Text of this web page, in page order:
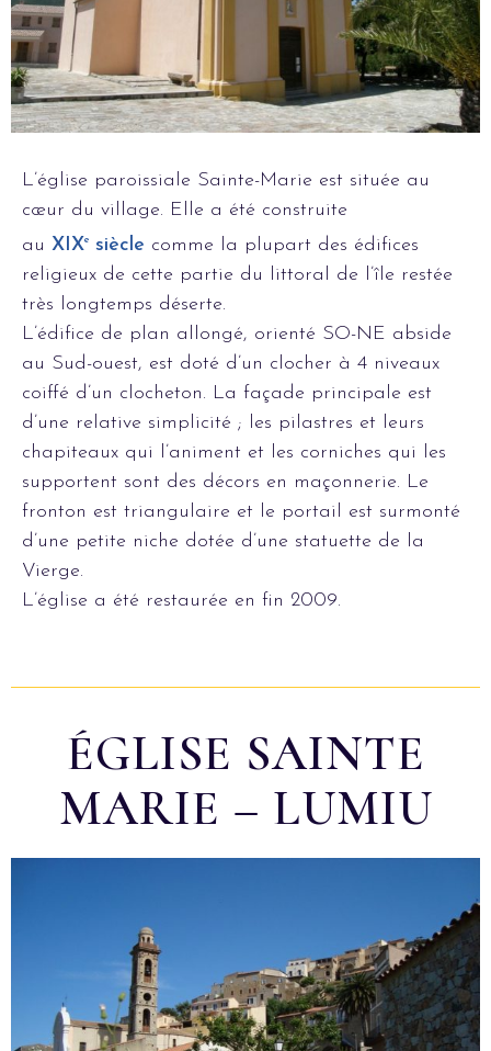
L’église paroissiale Sainte-Marie est située au
cœur du village. Elle a été construite
au XIXe siècle comme la plupart des édifices
religieux de cette partie du littoral de l’île restée
très longtemps déserte.
L’édifice de plan allongé, orienté SO-NE abside
au Sud-ouest, est doté d’un clocher à 4 niveaux
coiffé d’un clocheton. La façade principale est
d’une relative simplicité ; les pilastres et leurs
chapiteaux qui l’animent et les corniches qui les
supportent sont des décors en maçonnerie. Le
fronton est triangulaire et le portail est surmonté
d’une petite niche dotée d’une statuette de la
Vierge.
L’église a été restaurée en fin 2009.
ÉGLISE SAINTE
MARIE – LUMIU